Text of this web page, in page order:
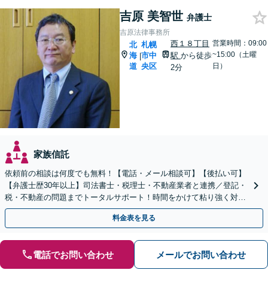
吉原 美智世 弁護士
吉原法律事務所
北
海
道
|
札幌
市中
央区
西１８丁目
駅から徒歩
2分
営業時間：09:00
~15:00（土曜
日）
家族信託
依頼前の相談は何度でも無料！【電話・メール相談可】【後払い可】
【弁護士歴30年以上】司法書士・税理士・不動産業者と連携／登記・
税・不動産の問題までトータルサポート！時間をかけて粘り強く対応
し、円満な解決を目指します【西18丁目駅3分】
料金表を見る
電話でお問い合わせ メールでお問い合わせ